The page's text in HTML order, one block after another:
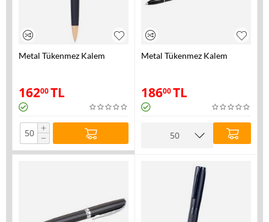
Metal Tükenmez Kalem
16200TL
+
−
Metal Tükenmez Kalem
18600TL